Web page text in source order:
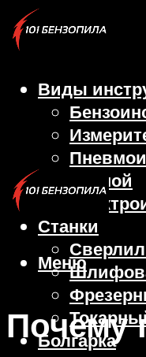
Виды
Ручной
Станки
Болгарка
Меню
Почему